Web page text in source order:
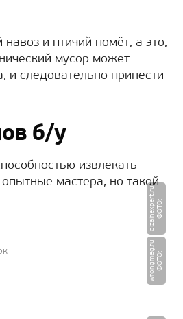
и птичий помёт, а это,
мусор может
и следовательно принести
б/у
извлекать
опытные мастера, но такой
Ф
О
Т
О
:
di
z
ai
n
e
x
p
e
r
t.
r
u
Ф
О
Т
О
:
w
r
o
n
g
m
a
g.
r
u